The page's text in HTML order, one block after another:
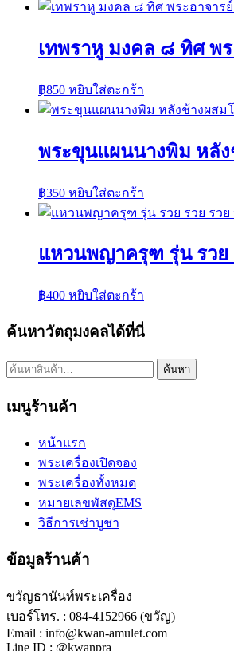
เทพราหู มงคล ๘ ทิศ พ
฿850 หยิบใส่ตะกร้า
พระขุนแผนนางพิม หลัง
฿350 หยิบใส่ตะกร้า
แหวนพญาครุฑ รุ่น รวย
฿400 หยิบใส่ตะกร้า
ค้นหาวัตถุมงคลได้ที่นี่
ค้นหา: ค้นหา
เมนูร้านค้า
หน้าแรก
พระเครื่องเปิดจอง
พระเครื่องทั้งหมด
หมายเลขพัสดุEMS
วิธีการเช่าบูชา
ข้อมูลร้านค้า
ขวัญธานันท์พระเครื่อง
เบอร์โทร. : 084-4152966 (ขวัญ)
Email : info@kwan-amulet.com
Line ID : @kwanpra